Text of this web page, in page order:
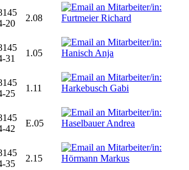
20
2.08
31
1.05
25
1.11
42
E.05
35
2.15